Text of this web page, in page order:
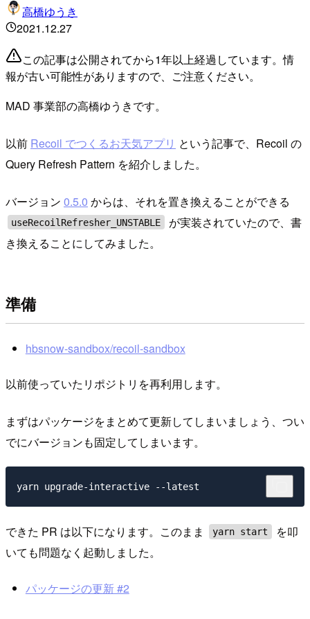
高橋ゆうき
2021.12.27
この記事は公開されてから1年以上経過しています。情
報が古い可能性がありますので、ご注意ください。
MAD 事業部の高橋ゆうきです。
以前 Recoil でつくるお天気アプリ という記事で、Recoil の
Query Refresh Pattern を紹介しました。
バージョン 0.5.0 からは、それを置き換えることができる
useRecoilRefresher_UNSTABLE
が実装されていたので、書
き換えることにしてみました。
準備
hbsnow-sandbox/recoil-sandbox
以前使っていたリポジトリを再利用します。
まずはパッケージをまとめて更新してしまいましょう、つい
でにバージョンも固定してしまいます。
できた PR は以下になります。このまま yarn start
を叩
いても問題なく起動しました。
パッケージの更新 #2